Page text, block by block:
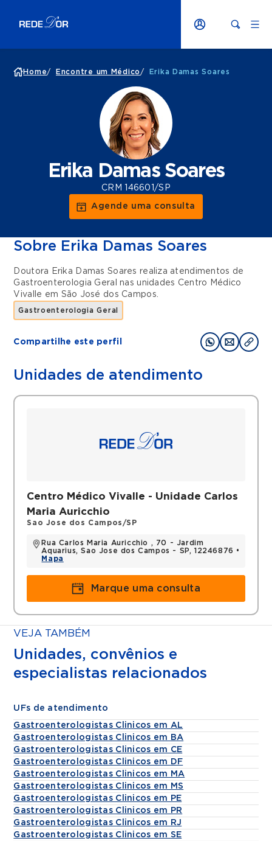
Home/ Encontre um Médico / Erika Damas Soares
Erika Damas Soares
CRM 146601/SP
Agende uma consulta
Sobre Erika Damas Soares
Doutora Erika Damas Soares realiza atendimentos de
Gastroenterologia Geral
nas unidades Centro Médico
Vivalle em São José dos Campos.
Gastroenterologia Geral
Compartilhe este perfil
Unidades de atendimento
Centro Médico Vivalle - Unidade Carlos
Maria Auricchio
Sao Jose dos Campos/SP
Rua Carlos Maria Auricchio , 70 - Jardim
Aquarius, Sao Jose dos Campos - SP, 12246876 •
Mapa
Marque uma consulta
VEJA TAMBÉM
Unidades, convênios e
especialistas relacionados
UFs de atendimento
Gastroenterologistas Clinicos em AL
Gastroenterologistas Clinicos em BA
Gastroenterologistas Clinicos em CE
Gastroenterologistas Clinicos em DF
Gastroenterologistas Clinicos em MA
Gastroenterologistas Clinicos em MS
Gastroenterologistas Clinicos em PE
Gastroenterologistas Clinicos em PR
Gastroenterologistas Clinicos em RJ
Gastroenterologistas Clinicos em SE